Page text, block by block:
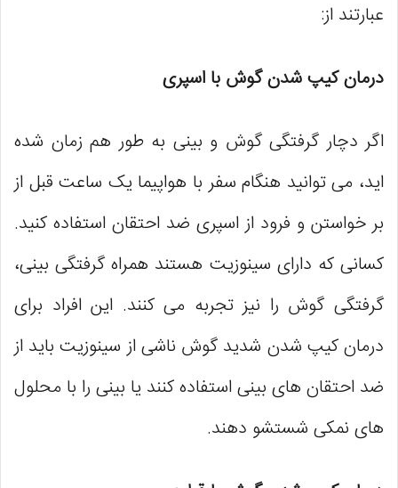
عبارتند از:
درمان کیپ شدن گوش با اسپری
اگر دچار گرفتگی گوش و بینی به طور هم زمان شده
اید، می‌ توانید هنگام سفر با هواپیما یک ساعت قبل از
بر خواستن و فرود از اسپری ضد احتقان استفاده کنید.
کسانی که دارای سینوزیت هستند همراه گرفتگی بینی،
گرفتگی گوش را نیز تجربه می‌ کنند. این افراد برای
درمان کیپ شدن شدید گوش ناشی از سینوزیت باید از
ضد احتقان‌ های بینی استفاده کنند یا بینی را با محلول
‌های نمکی شستشو دهند.